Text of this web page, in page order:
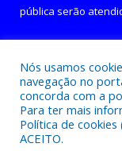
pública serão
Todos os direitos
Nós usamos
navegação no
concorda com a
Para ter mais
Política de cookies
ACEITO.